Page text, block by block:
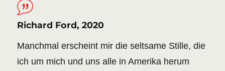
Richard Ford, 2020
Manch­mal erscheint mir die selt­sa­me Stille, die
ich um mich und uns alle in Ameri­ka herum